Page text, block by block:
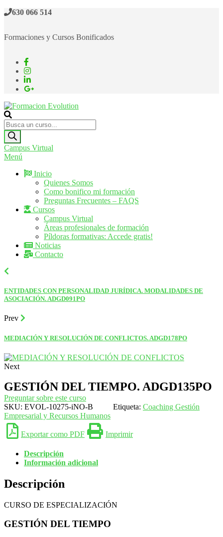
Saltar630 066 514
Formaciones y Cursos Bonificados
Formacion Evolution
Cursos de formación continua
Búsqueda
de
productos
Campus Virtual
Menú
Inicio
Quienes Somos
Como bonifico mi formación
Preguntas Frecuentes – FAQS
Cursos
Campus Virtual
Áreas profesionales de formación
Píldoras formativas: Accede gratis!
Noticias
Contacto
ENTIDADES CON PERSONALIDAD JURÍDICA. MODALIDADES DE
ASOCIACIÓN. ADGD091PO
Prev
MEDIACIÓN Y RESOLUCIÓN DE CONFLICTOS. ADGD178PO
Next
GESTIÓN DEL TIEMPO. ADGD135PO
Preguntar sobre este curso
SKU: EVOL-10275-iNO-B Etiqueta: Coaching Gestión
Empresarial y Recursos Humanos
Exportar como PDF Imprimir
Descripción
Información adicional
Descripción
CURSO DE ESPECIALIZACIÓN
GESTIÓN DEL TIEMPO